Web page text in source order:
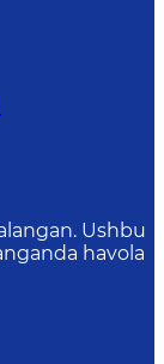
Ushbu
havola